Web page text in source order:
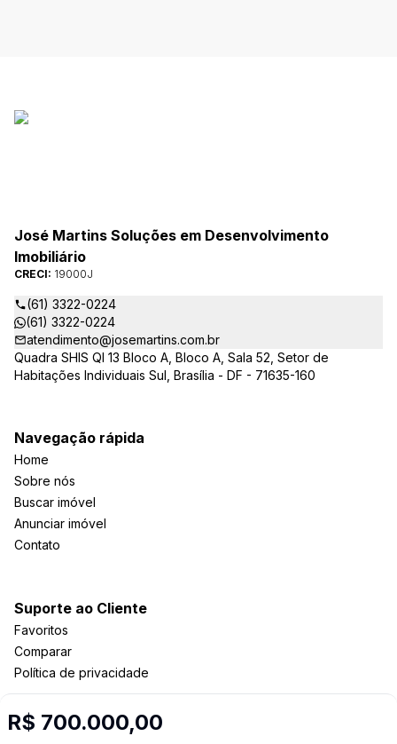
R$ 700.000,00
José Martins Soluções em Desenvolvimento
Imobiliário
CRECI: 19000J
(61) 3322-0224
(61) 3322-0224
atendimento@josemartins.com.br
Quadra SHIS QI 13 Bloco A, Bloco A, Sala 52, Setor de
Habitações Individuais Sul, Brasília - DF - 71635-160
Navegação rápida
Home
Sobre nós
Buscar imóvel
Anunciar imóvel
Contato
Suporte ao Cliente
Favoritos
Comparar
Política de privacidade